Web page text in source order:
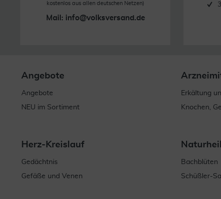
kostenlos aus allen deutschen Netzen)
Mail: info@volksversand.de
Angebote
Angebote
NEU im Sortiment
Erkältung
Knochen,
Herz-Kreislauf
Gedächtnis
Gefäße und Venen
Bachblüten
Schüßler-